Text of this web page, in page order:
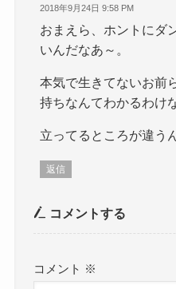
2018年9月24日 9:58 PM
おまえら、ホントにダ
いんだなあ～。
本気で生きてないお前
持ちなんてわかるわけ
立ってるところが違う
返信
コメントする
コメント ※